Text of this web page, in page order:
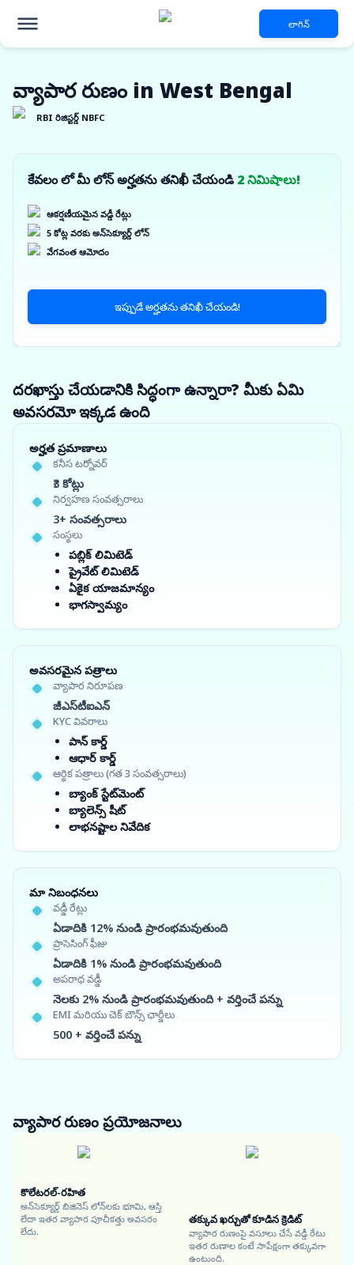
లాగిన్
వ్యాపార రుణం in West Bengal
RBI రిజిస్టర్డ్ NBFC
కేవలం లో మీ లోన్ అర్హతను తనిఖీ చేయండి 2 నిమిషాలు!
ఆకర్షణీయమైన వడ్డీ రేట్లు
5 కోట్ల వరకు అన్‌సెక్యూర్డ్ లోన్
వేగవంత ఆమోదం
ఇప్పుడే అర్హతను తనిఖీ చేయండి!
దరఖాస్తు చేయడానికి సిద్ధంగా ఉన్నారా? మీకు ఏమి
అవసరమో ఇక్కడ ఉంది
అర్హత ప్రమాణాలు
కనీస టర్నోవర్
₹3 కోట్లు
నిర్వహణ సంవత్సరాలు
3+ సంవత్సరాలు
సంస్థలు
పబ్లిక్ లిమిటెడ్
ప్రైవేట్ లిమిటెడ్
ఏకైక యాజమాన్యం
భాగస్వామ్యం
అవసరమైన పత్రాలు
వ్యాపార నిరూపణ
జీఎస్‌టీఐఎన్
KYC వివరాలు
పాన్ కార్డ్
ఆధార్ కార్డ్
ఆర్థిక పత్రాలు (గత 3 సంవత్సరాలు)
బ్యాంక్ స్టేట్‌మెంట్
బ్యాలెన్స్ షీట్
లాభనష్టాల నివేదిక
మా నిబంధనలు
వడ్డీ రేట్లు
ఏడాదికి 12% నుండి ప్రారంభమవుతుంది
ప్రాసెసింగ్ ఫీజు
ఏడాదికి 1% నుండి ప్రారంభమవుతుంది
అపరాధ వడ్డీ
నెలకు 2% నుండి ప్రారంభమవుతుంది + వర్తించే పన్ను
EMI మరియు చెక్ బౌన్స్ ఛార్జీలు
500 + వర్తించే పన్ను
వ్యాపార రుణంప్రయోజనాలు
కొలేటరల్-రహిత
అన్‌సెక్యూర్డ్ బిజినెస్ లోన్‌లకు భూమి, ఆస్తి
లేదా ఇతర వ్యాపార పూచీకత్తు అవసరం
లేదు.
తక్కువ ఖర్చుతో కూడిన క్రెడిట్
వ్యాపార రుణంపై వసూలు చేసే వడ్డీ రేటు
ఇతర రుణాల కంటే సాపేక్షంగా తక్కువగా
ఉంటుంది.